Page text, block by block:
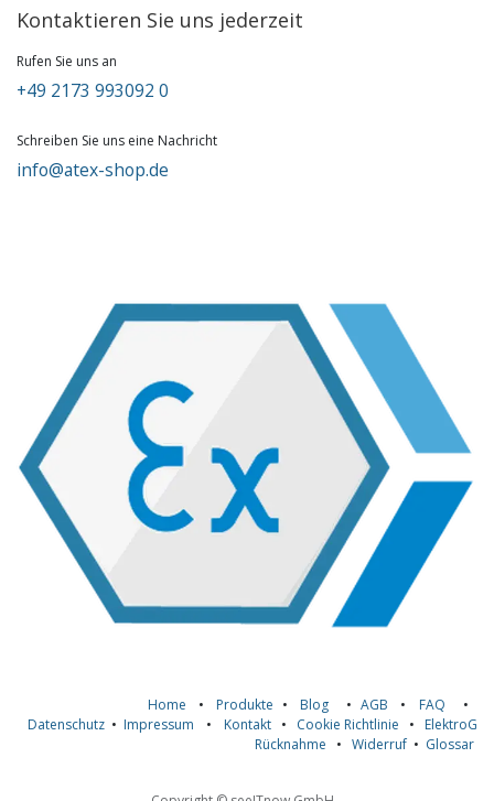
Kontaktieren Sie uns jederzeit
Rufen Sie uns an
+49 2173 993092 0
Schreiben Sie uns eine Nachricht
info@atex-shop.de
Home • Produkte • Blog • AGB • FAQ
•
Datenschutz • Impressum • Kontakt • Cookie Richtlinie • ElektroG
Rücknahme • Widerruf • Glossar